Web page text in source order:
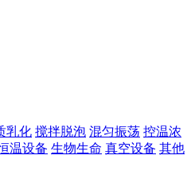
乳化 搅拌脱泡 混匀振荡 控温浓
温设备 生物生命 真空设备 其他